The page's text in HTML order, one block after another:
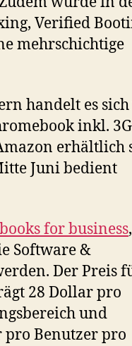
Verified
mehrschichtige
handelt es
inkl.
erhältlich
Juni bedient
for business
Software &
Der Preis
28 Dollar pro
und
Benutzer pro